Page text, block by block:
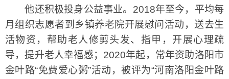
他还积极投身公益事业。2018年至今，平均每
月组织志愿者到乡镇养老院开展慰问活动，送去生
活物资，帮助老人修剪头发、指甲，开展心理疏
导，提升老人幸福感；2020年起，常年资助洛阳市
金叶路“免费爱心粥”活动，被评为“河南洛阳金叶路